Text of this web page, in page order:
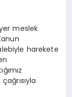
meslek
harekete